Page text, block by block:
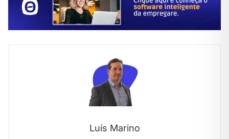
Luís Marino